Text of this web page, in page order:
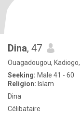
Dina, 47
Ouagadougou,
Seeking: Male 41 - 60
Religion: Islam
Dina
Célibataire